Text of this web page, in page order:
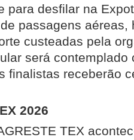
para desfilar na
passagens aéreas,
custeadas pela
será contemplado
finalistas receberão
2026
TEX